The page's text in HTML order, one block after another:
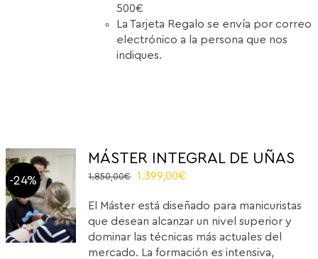
500€
La Tarjeta Regalo se envía por correo
electrónico a la persona que nos
indiques.
-24%
MÁSTER INTEGRAL DE UÑAS
1.850,00€
Original
was:
1.850,00€.
1.399,00€
is:
1.399,00€.
El Máster está diseñado para manicuristas
que desean alcanzar un nivel superior y
dominar las técnicas más actuales del
mercado. La formación es intensiva,